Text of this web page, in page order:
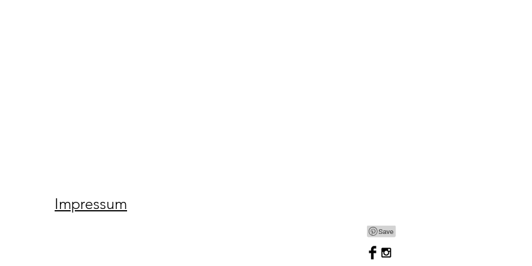
Impressum